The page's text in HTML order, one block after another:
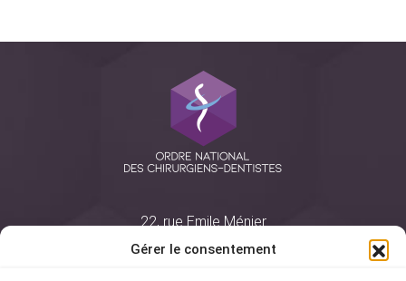
Gérer le consentement
22, rue Emile Ménier
75761 Paris Cedex 16